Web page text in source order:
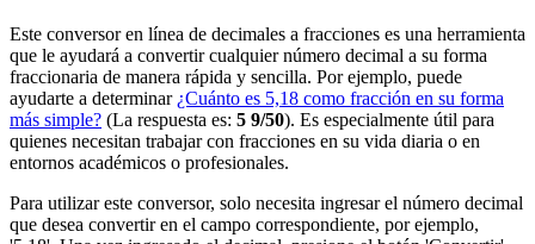
Este conversor en línea de decimales a fracciones es una herramienta
que le ayudará a convertir cualquier número decimal a su forma
fraccionaria de manera rápida y sencilla. Por ejemplo, puede
ayudarte a determinar ¿Cuánto es 5,18 como fracción en su forma
más simple? (La respuesta es: 5 9/50). Es especialmente útil para
quienes necesitan trabajar con fracciones en su vida diaria o en
entornos académicos o profesionales.
Para utilizar este conversor, solo necesita ingresar el número decimal
que desea convertir en el campo correspondiente, por ejemplo,